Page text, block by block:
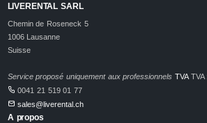
LIVERENTAL SARL
Chemin de Roseneck 5
1006 Lausanne
Suisse
Service proposé uniquement aux professionnels TVATVA
0041 21 519 01 77
sales@liverental.ch
A propos